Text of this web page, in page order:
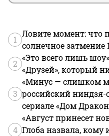
1
Ловите момент: что
солнечное затмение
2
«Это всего лишь
«Друзей», который
3
«Минус — слишком
российский ниндзя-
сериале «Дом
4
«Август принесет
Глоба назвала, кому